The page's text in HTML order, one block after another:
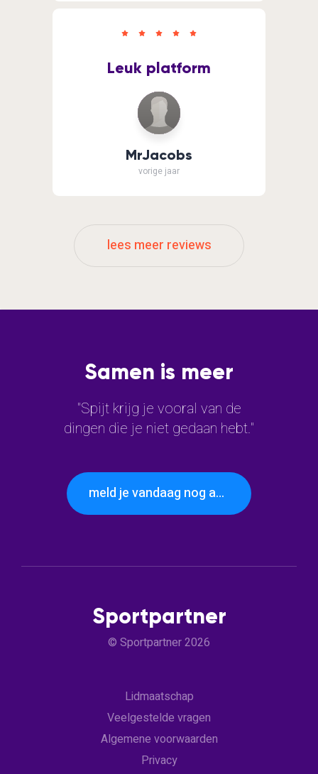
MrJacobs
vorige jaar
Leuk platform
lees meer reviews
Samen is meer
"Spijt krijg je vooral van de
dingen die je niet gedaan hebt."
meld je vandaag nog aan
Sportpartner
© Sportpartner 2026
Lidmaatschap
Veelgestelde vragen
Algemene voorwaarden
Privacy